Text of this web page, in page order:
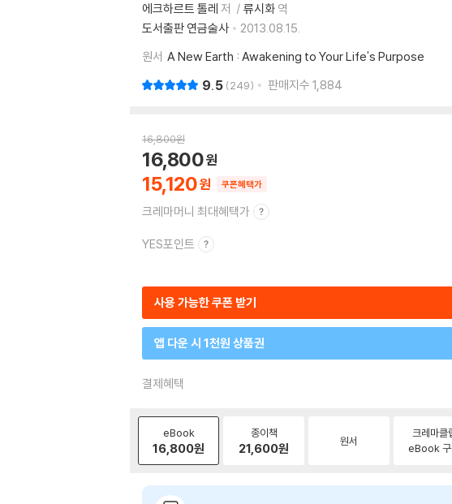
에크하르트 톨레 저 류시화 역
도서출판 연금술사
2013.08.15.
원서 A New Earth : Awakening to Your Life's Purpose
9.5 249 판매지수 1,884
16,800원
15,120
16,800
쿠폰혜택가
크레마머니 최대혜택가
YES포인트
사용 가능한 쿠폰 받기
앱 다운 시 1천원 상품권
결제혜택
eBook
16,800원
종이책
21,600원 원서
크레마클
eBook 구